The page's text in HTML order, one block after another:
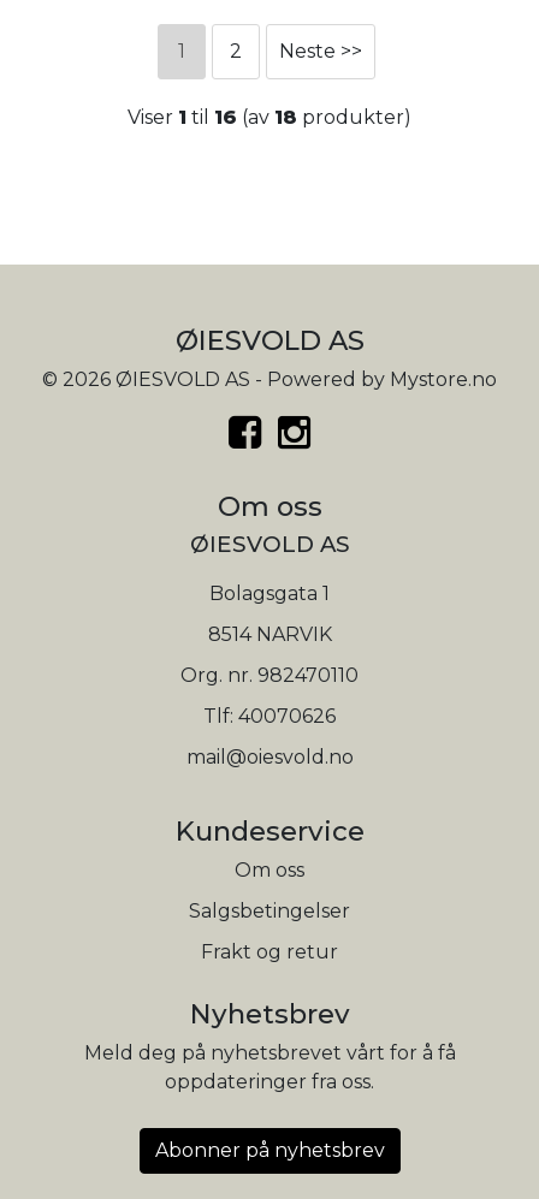
1 2 Neste >>
Viser 1 til 16 (av 18 produkter)
ØIESVOLD AS
© 2026 ØIESVOLD AS - Powered by Mystore.no
Om oss
ØIESVOLD AS
Bolagsgata 1
8514 NARVIK
Org. nr. 982470110
Tlf: 40070626
mail@oiesvold.no
Kundeservice
Om oss
Salgsbetingelser
Frakt og retur
Nyhetsbrev
Meld deg på nyhetsbrevet vårt for å få
oppdateringer fra oss.
Abonner på nyhetsbrev